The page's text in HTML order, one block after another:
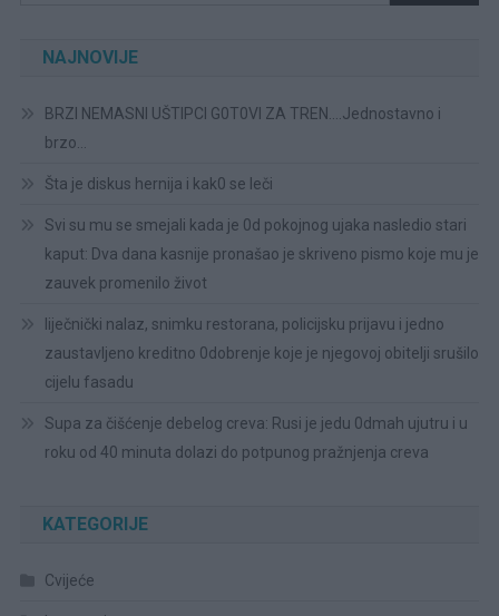
NAJNOVIJE
BRZI NEMASNI UŠTIPCI G0T0VI ZA TREN….Jednostavno i
brzo…
Šta je diskus hernija i kak0 se leči
Svi su mu se smejali kada je 0d pokojnog ujaka nasledio stari
kaput: Dva dana kasnije pronašao je skriveno pismo koje mu je
zauvek promenilo život
liječnički nalaz, snimku restorana, policijsku prijavu i jedno
zaustavljeno kreditno 0dobrenje koje je njegovoj obitelji srušilo
cijelu fasadu
Supa za čišćenje debelog creva: Rusi je jedu 0dmah ujutru i u
roku od 40 minuta dolazi do potpunog pražnjenja creva
KATEGORIJE
Cvijeće